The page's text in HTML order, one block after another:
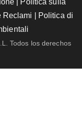
Politica sulla
Reclami
Politica di
Todos los derechos